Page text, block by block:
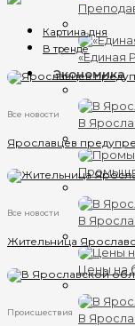
«Единая
Экономика
В
В
Цены на
В
Картина дня
В тренде
Все новости
Ярославцев
Все новости
Жительница
Происшествия